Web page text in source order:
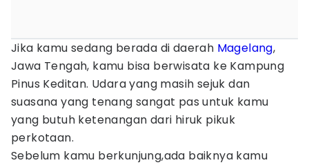
Jika kamu sedang berada di daerah Magelang,
Jawa Tengah, kamu bisa berwisata ke Kampung
Pinus Keditan. Udara yang masih sejuk dan
suasana yang tenang sangat pas untuk kamu
yang butuh ketenangan dari hiruk pikuk
perkotaan.
Sebelum kamu berkunjung,ada baiknya kamu